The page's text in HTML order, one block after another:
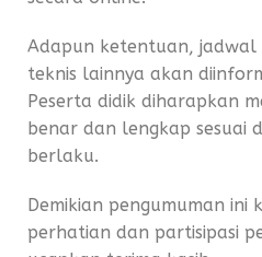
Adapun ketentuan, jadwal
teknis lainnya akan
Peserta didik diharapkan
benar dan lengkap sesuai
berlaku.
Demikian pengumuman ini
perhatian dan partisipasi